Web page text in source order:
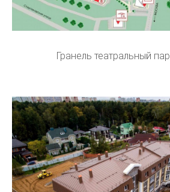
Гранель театральный